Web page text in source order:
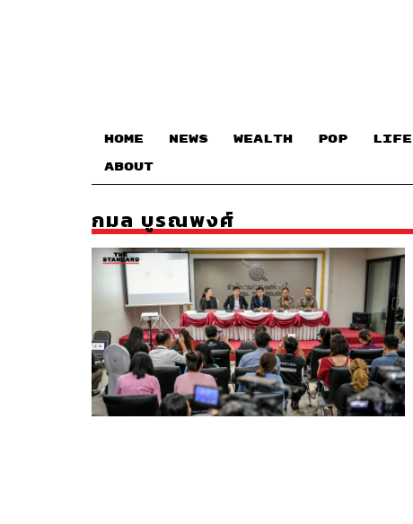
HOME NEWS WEALTH POP LIFE
ABOUT
กมล บูรณพงศ์